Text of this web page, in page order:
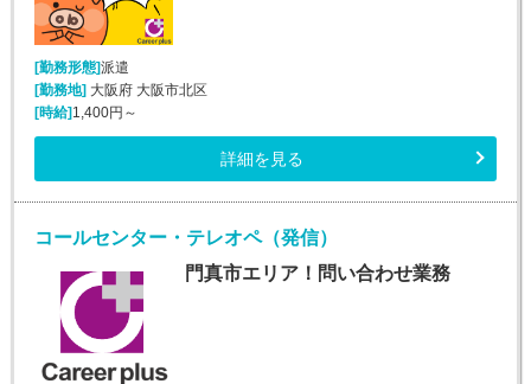
[勤務形態]派遣
[勤務地]大阪府 大阪市北区
[時給]1,400円～
詳細を見る
コールセンター・テレオペ（発信）
門真市エリア！問い合わせ業務